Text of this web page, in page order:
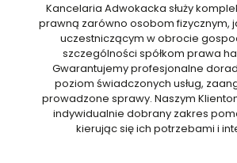
Kancelaria Adwokacka służy
prawną zarówno osobom fizycznym,
uczestniczącym w obrocie
szczególności spółkom prawa
Gwarantujemy profesjonalne
poziom świadczonych usług,
prowadzone sprawy. Naszym
indywidualnie dobrany zakres
kierując się ich potrzebami i